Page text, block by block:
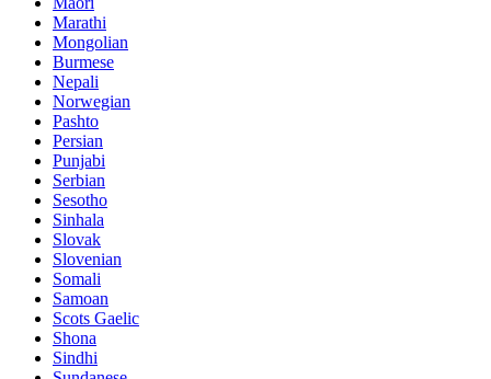
Marathi
Mongolian
Burmese
Nepali
Norwegian
Pashto
Persian
Punjabi
Serbian
Sesotho
Sinhala
Slovak
Slovenian
Somali
Samoan
Scots Gaelic
Shona
Sindhi